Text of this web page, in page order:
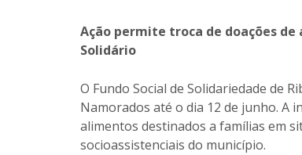
Ação permite troca de doações de
Solidário
O Fundo Social de Solidariedade de
Namorados até o dia 12 de junho. A
alimentos destinados a famílias em
socioassistenciais do município.